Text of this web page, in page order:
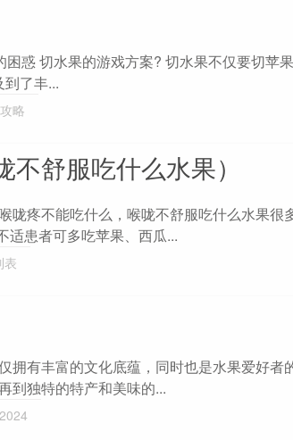
困惑 切水果的游戏方案? 切水果不仅要切苹
了丰...
略
舒服吃什么水果）
咙疼不能吃什么，喉咙不舒服吃什么水果很
适患者可多吃苹果、西瓜...
表
拥有丰富的文化底蕴，同时也是水果爱好者
到独特的特产和美味的...